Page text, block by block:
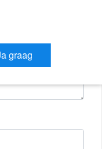
contact met de
graag